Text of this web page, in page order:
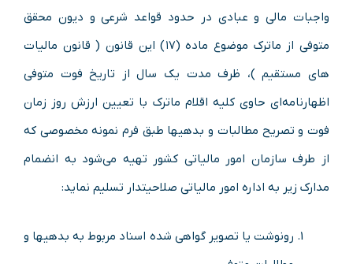
واجبات مالی و عبادی در حدود قواعد شرعی و دیون محقق
متوفی از ماترک موضوع ماده (۱۷) این قانون ( قانون مالیات
های مستقیم )، ظرف مدت یک سال از تاریخ فوت متوفی
اظهارنامه‌ای حاوی کلیه اقلام ماترک با تعیین ارزش روز زمان
فوت و تصریح مطالبات و بدهیها طبق فرم نمونه مخصوصی که
از طرف سازمان امور مالیاتی کشور تهیه می‌شود به انضمام
مدارک زیر به اداره امور مالیاتی صلاحیتدار تسلیم نماید:
رونوشت یا تصویر گواهی شده اسناد مربوط به بدهیها و